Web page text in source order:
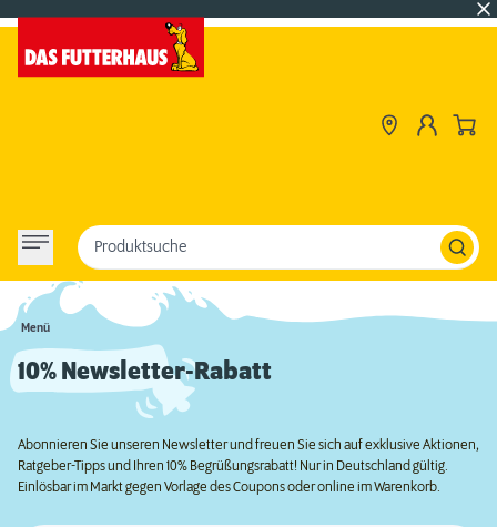
Menü
Produktsuche
10% Newsletter-Rabatt
Abonnieren Sie unseren Newsletter und freuen Sie sich auf exklusive Aktionen,
Ratgeber-Tipps und Ihren 10% Begrüßungsrabatt! Nur in Deutschland gültig.
Einlösbar im Markt gegen Vorlage des Coupons oder online im Warenkorb.